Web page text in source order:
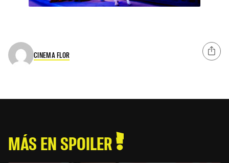
CINEMA FLOR
MÁS EN SPOILER